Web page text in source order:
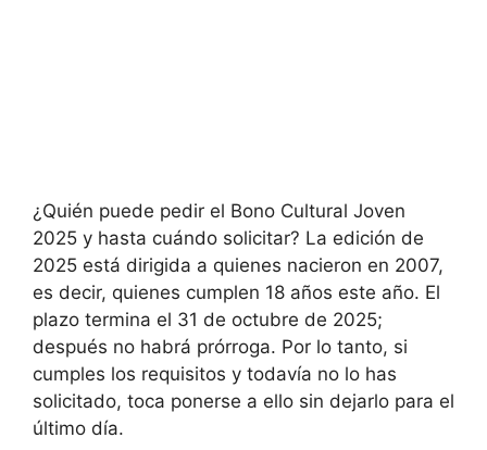
¿Quién puede pedir el Bono Cultural Joven
2025 y hasta cuándo solicitar? La edición de
2025 está dirigida a quienes nacieron en 2007,
es decir, quienes cumplen 18 años este año. El
plazo termina el 31 de octubre de 2025;
después no habrá prórroga. Por lo tanto, si
cumples los requisitos y todavía no lo has
solicitado, toca ponerse a ello sin dejarlo para el
último día.